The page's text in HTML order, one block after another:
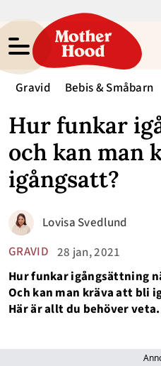
Gravid Bebis & Småbarn
Hur funkar
och kan man
igångsatt?
GRAVID 28 jan, 2021
Lovisa Svedlund
Hur funkar igångsättning
Och kan man kräva att bli
Här är allt du behöver veta.